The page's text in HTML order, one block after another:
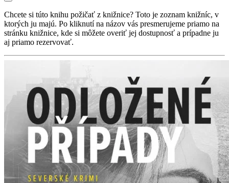
Chcete si túto knihu požičať z knižnice? Toto je zoznam knižníc, v
ktorých ju majú. Po kliknutí na názov vás presmerujeme priamo na
stránku knižnice, kde si môžete overiť jej dostupnosť a prípadne ju
aj priamo rezervovať.